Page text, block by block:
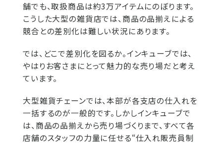
舗でも、取扱商品は約3万アイテムにのぼります。
こうした大型の雑貨店では、商品の品揃えによる
競合との差別化は難しい状況にあります。
では、どこで差別化を図るか。インキューブでは、
やはりお客さまにとって魅力的な売り場だと考え
ています。
大型雑貨チェーンでは、本部が各支店の仕入れを
一括するのが一般的です。しかしインキューブで
は、商品の品揃えから売り場づくりまで、すべて各
店舗のスタッフの力量に任せる“仕入れ販売員制